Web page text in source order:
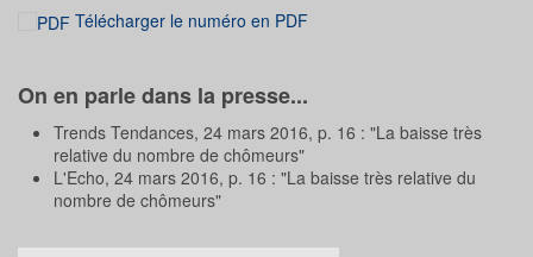
Télécharger le numéro en PDF
On en parle dans la presse...
Trends Tendances, 24 mars 2016, p. 16 : "La baisse très
relative du nombre de chômeurs"
L'Echo, 24 mars 2016, p. 16 : "La baisse très relative du
nombre de chômeurs"